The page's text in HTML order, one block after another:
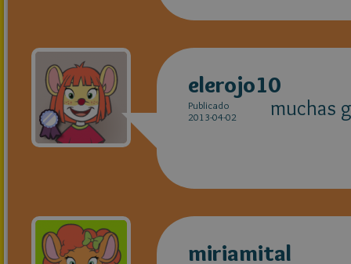
elerojo10
Publicado
2013-04-02
muchas
miriamital